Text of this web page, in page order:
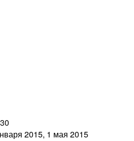
2015, 1 мая 2015